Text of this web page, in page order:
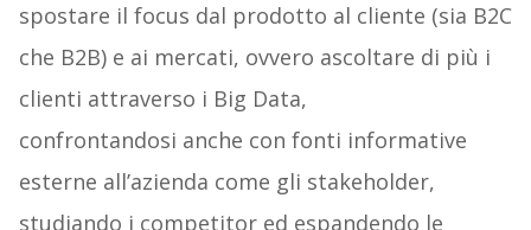
spostare il focus dal prodotto al cliente (sia B2C
che B2B) e ai mercati, ovvero ascoltare di più i
clienti attraverso i Big Data,
confrontandosi anche con fonti informative
esterne all’azienda come gli stakeholder,
studiando i competitor ed espandendo le